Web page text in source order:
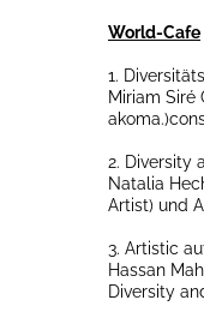
World-Cafe
1.
Miriam
2. Diversity
Natalia
Artist) und
3. Artistic
Hassan
Diversity